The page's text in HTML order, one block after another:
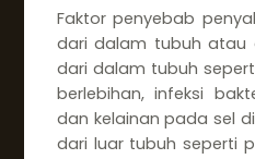
Faktor penyebab
dari dalam tubuh atau
dari dalam tubuh
berlebihan, infeksi
dan kelainan pada sel
dari luar tubuh seperti